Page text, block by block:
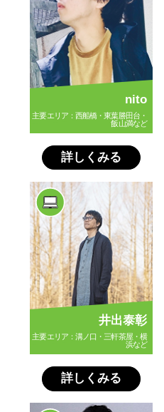
nito
主要エリア：西船橋・東葉勝田台・
飯山満など
詳しくみる
井出泰彰
主要エリア：溝ノ口・三軒茶屋・横
浜など
詳しくみる